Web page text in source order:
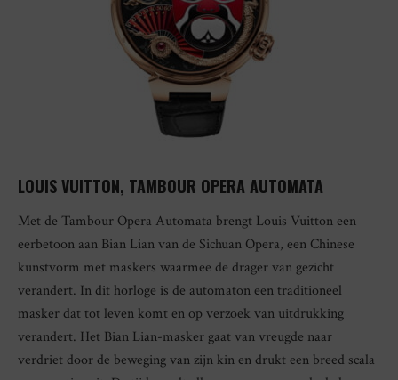
LOUIS VUITTON, TAMBOUR OPERA AUTOMATA
Met de Tambour Opera Automata brengt Louis Vuitton een
eerbetoon aan Bian Lian van de Sichuan Opera, een Chinese
kunstvorm met maskers waarmee de drager van gezicht
verandert. In dit horloge is de automaton een traditioneel
masker dat tot leven komt en op verzoek van uitdrukking
verandert. Het Bian Lian-masker gaat van vreugde naar
verdriet door de beweging van zijn kin en drukt een breed scala